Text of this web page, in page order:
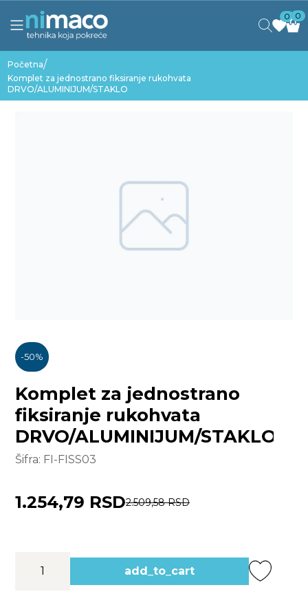
0 0
Početna/
Komplet za jednostrano fiksiranje rukohvata
DRVO/ALUMINIJUM/STAKLO
-50%
Komplet za jednostrano
fiksiranje rukohvata
DRVO/ALUMINIJUM/STAKLO
Šifra: FI-FISS03
1.254,79 RSD2.509,58 RSD
add_to_cart